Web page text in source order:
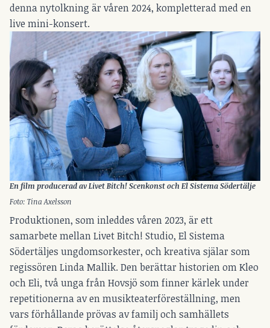
denna nytolkning är våren 2024, kompletterad med en
live mini-konsert.
En film producerad av Livet Bitch! Scenkonst och El Sistema Södertälje
Foto: Tina Axelsson
Produktionen, som inleddes våren 2023, är ett
samarbete mellan Livet Bitch! Studio, El Sistema
Södertäljes ungdomsorkester, och kreativa själar som
regissören Linda Mallik. Den berättar historien om Kleo
och Eli, två unga från Hovsjö som finner kärlek under
repetitionerna av en musikteaterföreställning, men
vars förhållande prövas av familj och samhällets